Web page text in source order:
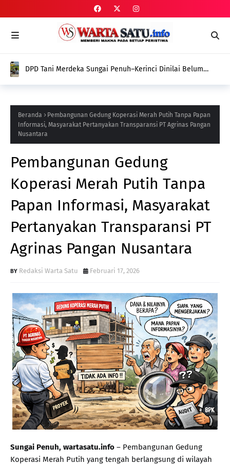
DPD Tani Merdeka Sungai Penuh–Kerinci Dinilai Belum
Aspirasi Petani
Beranda
Pembangunan Gedung Koperasi Merah Putih Tanpa Papan
Informasi, Masyarakat Pertanyakan Transparansi PT Agrinas Pangan
Nusantara
Pembangunan Gedung
Koperasi Merah Putih Tanpa
Papan Informasi, Masyarakat
Pertanyakan Transparansi PT
Agrinas Pangan Nusantara
Redaksi Warta Satu Februari 17, 2026
Sungai Penuh, wartasatu.info – Pembangunan Gedung
Koperasi Merah Putih yang tengah berlangsung di wilayah